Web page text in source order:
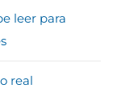
leer para
real